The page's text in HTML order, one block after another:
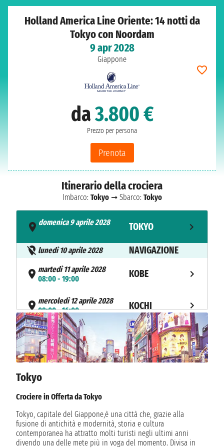
Holland America Line Oriente: 14 notti da
Tokyo con Noordam
9 apr 2028
Giappone
da3.800 €
Prezzo per persona
Prenota
Itinerario della crociera
Imbarco: Tokyo➞ Sbarco: Tokyo
domenica 9 aprile 2028
TOKYO
lunedì 10 aprile 2028 NAVIGAZIONE
martedì 11 aprile 2028
08:00 - 19:00
KOBE
mercoledì 12 aprile 2028
08:00 - 16:00
KOCHI
giovedì 13 aprile 2028
08:00 - 16:00
KAGOSHIMA
venerdì 14 aprile 2028
08:00 - 16:00
sabato 15 aprile 2028
NAVIGAZIONE
lunedì 17 aprile 2028
08:00 - 17:00
KANAZAWA
Tokyo
Crociere in Offerta da Tokyo
Tokyo, capitale del Giappone,è una città che, grazie alla
fusione di antichità e modernità, storia e cultura
contemporanea ha attratto molti turisti negli ultimi anni
divendo una delle mete più in voga del momento. Divisa in